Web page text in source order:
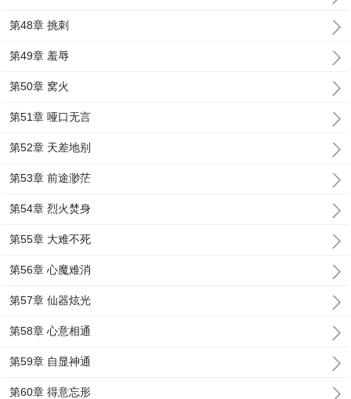
第48章 挑刺
第49章 羞辱
第50章 窝火
第51章 哑口无言
第52章 天差地别
第53章 前途渺茫
第54章 烈火焚身
第55章 大难不死
第56章 心魔难消
第57章 仙器炫光
第58章 心意相通
第59章 自显神通
第60章 得意忘形